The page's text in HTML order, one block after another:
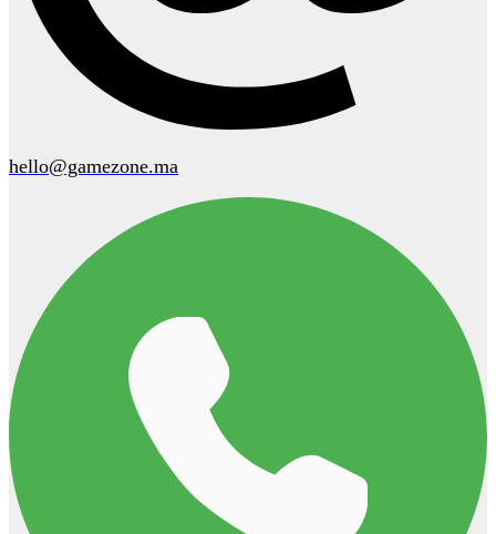
hello@gamezone.ma